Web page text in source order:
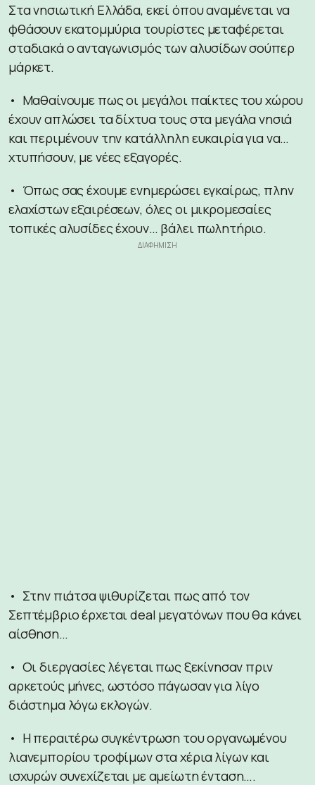
Στα νησιωτική Ελλάδα, εκεί όπου αναμένεται να
φθάσουν εκατομμύρια τουρίστες μεταφέρεται
σταδιακά ο ανταγωνισμός των αλυσίδων σούπερ
μάρκετ.
• Μαθαίνουμε πως οι μεγάλοι παίκτες του χώρου
έχουν απλώσει τα δίχτυα τους στα μεγάλα νησιά
και περιμένουν την κατάλληλη ευκαιρία για να…
χτυπήσουν, με νέες εξαγορές.
• Όπως σας έχουμε ενημερώσει εγκαίρως, πλην
ελαχίστων εξαιρέσεων, όλες οι μικρομεσαίες
τοπικές αλυσίδες έχουν… βάλει πωλητήριο.
• Στην πιάτσα ψιθυρίζεται πως από τον
Σεπτέμβριο έρχεται deal μεγατόνων που θα κάνει
αίσθηση…
• Οι διεργασίες λέγεται πως ξεκίνησαν πριν
αρκετούς μήνες, ωστόσο πάγωσαν για λίγο
διάστημα λόγω εκλογών.
• Η περαιτέρω συγκέντρωση του οργανωμένου
λιανεμπορίου τροφίμων στα χέρια λίγων και
ισχυρών συνεχίζεται με αμείωτη ένταση….